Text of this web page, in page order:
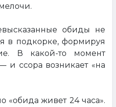
обиды не
в подкорке, формируя
В какой-то момент
и ссора возникает «на
«обида живет 24 часа».